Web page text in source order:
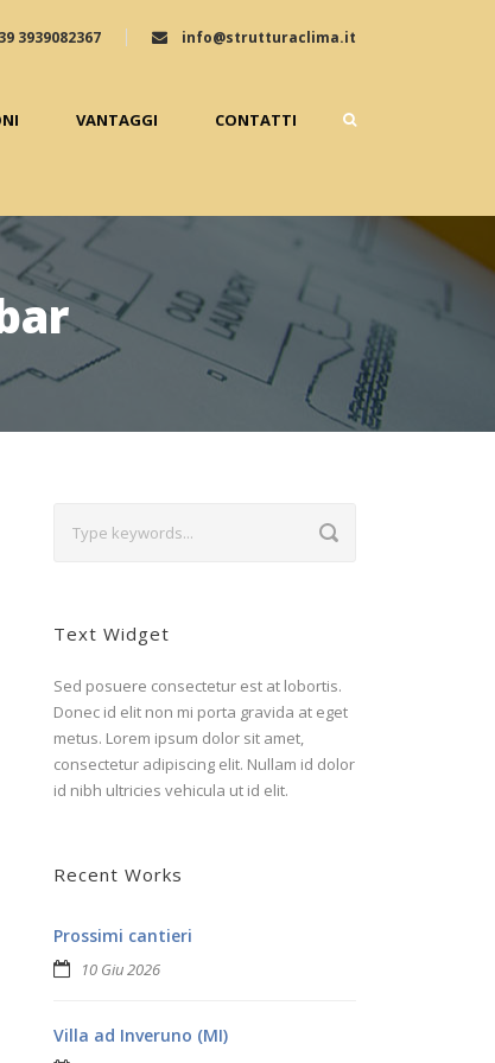
3939082367 info@strutturaclima.it
VANTAGGI CONTATTI
Text Widget
Sed posuere consectetur est at lobortis.
Donec id elit non mi porta gravida at eget
metus. Lorem ipsum dolor sit amet,
consectetur adipiscing elit. Nullam id dolor
id nibh ultricies vehicula ut id elit.
Recent Works
Prossimi cantieri
10 Giu 2026
Villa ad Inveruno (MI)